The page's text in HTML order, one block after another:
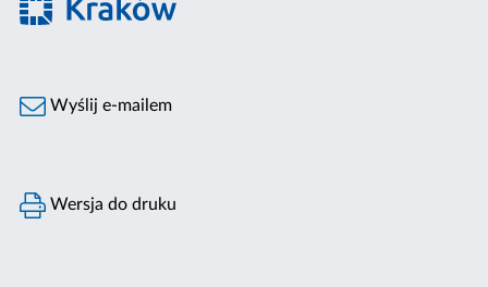
Wyślij e-mailem
Wersja do druku